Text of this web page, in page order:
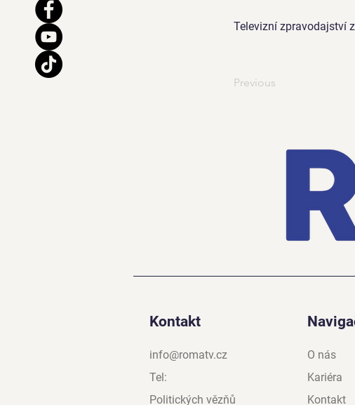
Televizní zpravodajství
Previous
Kontakt
info@romatv.cz
Tel:
Politických vězňů
O nás
Kariéra
Kontakt